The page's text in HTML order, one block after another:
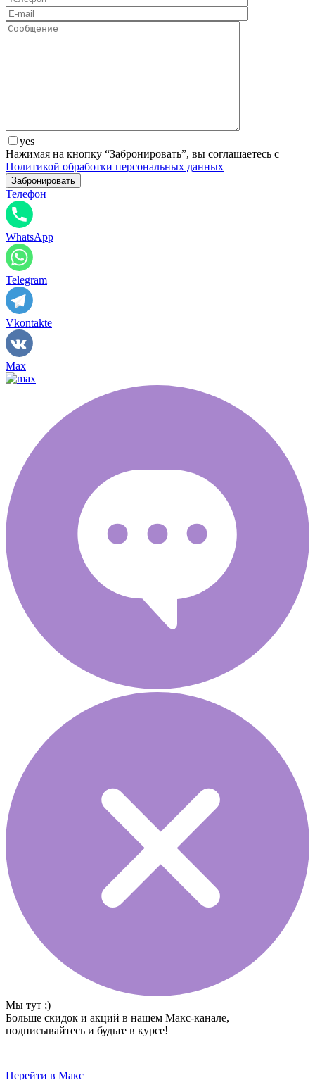
yes
Нажимая на кнопку “Забронировать”, вы соглашаетесь с
Политикой обработки персональных данных
Телефон
WhatsApp
Telegram
Vkontakte
Max
Мы тут ;)
Больше скидок и акций в нашем Макс-канале,
подписывайтесь и будьте в курсе!
Перейти в Макс